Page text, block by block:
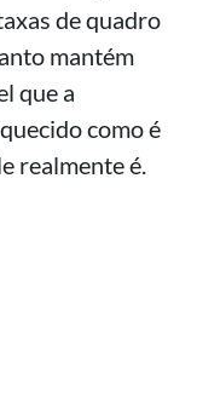
de quadro
mantém
que a
como é
realmente é.